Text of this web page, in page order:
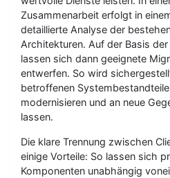
Zusammenarbeit erfolgt in
detaillierte Analyse der
Architekturen. Auf der Basis
lassen sich dann geeignete
entwerfen. So wird
betroffenen
modernisieren und an neue
lassen.
Die klare Trennung zwischen
einige Vorteile: So lassen sich
Komponenten unabhängig